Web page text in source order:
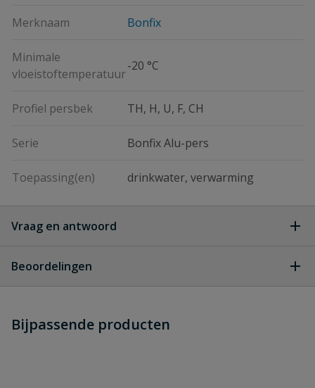
Merknaam Bonfix
Minimale
vloeistoftemperatuur
-20 °C
Profiel persbek TH, H, U, F, CH
Serie Bonfix Alu-pers
Toepassing(en) drinkwater, verwarming
Vraag en antwoord
dit product?
Beoordelingen
Schrijf zelf een beoordeling
Bijpassende producten